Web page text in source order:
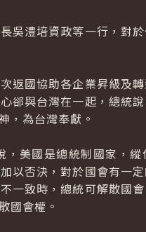
澧培資政等一行，對
國協助各企業昇級及
郤與台灣在一起，總統
，為台灣奉獻。
美國是總統制國家，縱
以否決，對於國會有一
一致時，總統可解散國
國會權。